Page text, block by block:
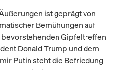
ist geprägt von
Bemühungen auf
Gipfeltreffen
Donald Trump und dem
Putin steht die Befriedung